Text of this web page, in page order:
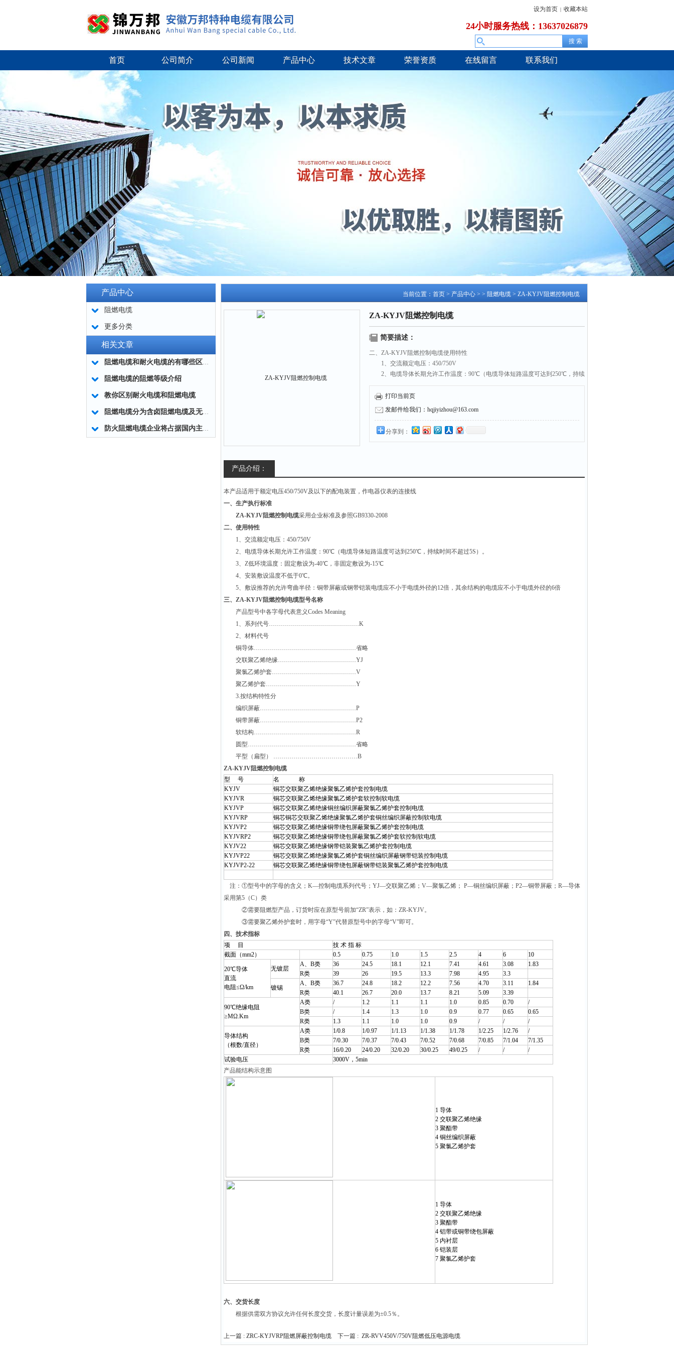
设为首页 | 收藏本站
24小时服务热线：13637026879
首页 公司简介 公司新闻 产品中心 技术文章 荣誉资质 在线留言 联系我们
产品中心
阻燃电缆
更多分类
相关文章
阻燃电缆和耐火电缆的有哪些区别？
阻燃电缆的阻燃等级介绍
教你区别耐火电缆和阻燃电缆
阻燃电缆分为含卤阻燃电缆及无卤低烟阻燃电缆两大类
防火阻燃电缆企业将占据国内主流市场
当前位置： 首页 > 产品中心 > > 阻燃电缆 > ZA-KYJV阻燃控制电缆
ZA-KYJV阻燃控制电缆
简要描述：
二、ZA-KYJV阻燃控制电缆使用特性
1、交流额定电压：450/750V
2、电缆导体长期允许工作温度：90℃（电缆导体短路温度可达到250℃，持续
时间不超过5S）。
3、Z低环境温度：固定敷设为-40℃，非固定敷设为-15℃
4、安装敷设温度不低于0℃。
打印当前页
发邮件给我们：hqjiyizhou@163.com
分享到：
产品介绍：
本产品适用于额定电压450/750V及以下的配电装置，作电器仪表的连接线
一、生产执行标准
ZA-KYJV阻燃控制电缆采用企业标准及参照GB9330-2008
二、使用特性
1、交流额定电压：450/750V
2、电缆导体长期允许工作温度：90℃（电缆导体短路温度可达到250℃，持续时间不超过5S）。
3、Z低环境温度：固定敷设为-40℃，非固定敷设为-15℃
4、安装敷设温度不低于0℃。
5、敷设推荐的允许弯曲半径：铜带屏蔽或钢带铠装电缆应不小于电缆外径的12倍，其余结构的电缆应不小于电缆外径的6倍
三、 ZA-KYJV阻燃控制电缆型号名称
产品型号中各字母代表意义Codes Meaning
1、系列代号………………………………………K
2、材料代号
铜导体……………………………………………省略
交联聚乙烯绝缘…………………………………YJ
聚氯乙烯护套……………………………………V
聚乙烯护套………………………………………Y
3.按结构特性分
编织屏蔽…………………………………………P
铜带屏蔽…………………………………………P2
软结构……………………………………………R
圆型………………………………………………省略
平型（扁型） ……………………………………B
ZA-KYJV阻燃控制电缆
型 号
名 称
KYJV
铜芯交联聚乙烯绝缘聚氯乙烯护套控制电缆
KYJVR
铜芯交联聚乙烯绝缘聚氯乙烯护套软控制软电缆
KYJVP
铜芯交联聚乙烯绝缘铜丝编织屏蔽聚氯乙烯护套控制电缆
KYJVRP
铜芯铜芯交联聚乙烯绝缘聚氯乙烯护套铜丝编织屏蔽控制软电缆
KYJVP2
铜芯交联聚乙烯绝缘铜带绕包屏蔽聚氯乙烯护套控制电缆
KYJVRP2
铜芯交联聚乙烯绝缘铜带绕包屏蔽聚氯乙烯护套软控制软电缆
KYJV22
铜芯交联聚乙烯绝缘钢带铠装聚氯乙烯护套控制电缆
KYJVP22
铜芯交联聚乙烯绝缘聚氯乙烯护套铜丝编织屏蔽钢带铠装控制电缆
KYJVP2-22
铜芯交联聚乙烯绝缘铜带绕包屏蔽钢带铠装聚氯乙烯护套控制电缆
注：①型号中的字母的含义；K—控制电缆系列代号；YJ—交联聚乙烯；V—聚氯乙烯； P—铜丝编织屏蔽；P2—铜带屏蔽；R—导体
采用第5（C）类
②需要阻燃型产品，订货时应在原型号前加“ZR”表示，如：ZR-KYJV。
③需要聚乙烯外护套时，用字母“Y”代替原型号中的字母“V”即可。
四、技术指标
项 目
技 术 指 标
截面（mm2）
0.5 0.75 1.0 1.5 2.5 4 6 10
20℃导体
直流
电阻≤Ω/km
无镀层
A、B类 36 24.5 18.1 12.1 7.41 4.61 3.08
1.83
R类
39 26 19.5 13.3 7.98 4.95
3.3
镀锡
A、B类 36.7 24.8 18.2 12.2 7.56 4.70 3.11
1.84
R类
40.1 26.7 20.0 13.7 8.21 5.09 3.39
90℃绝缘电阻
≥MΩ.Km
A类 / 1.2 1.1 1.1 1.0 0.85 0.70
/
B类
/ 1.4 1.3 1.0 0.9 0.77 0.65
0.65
R类
1.3 1.1 1.0 1.0 0.9 / / /
导体结构
（根数/直径）
A类 1/0.8 1/0.97 1/1.13 1/1.38 1/1.78 1/2.25 1/2.76
/
B类
7/0.30 7/0.37 7/0.43 7/0.52 7/0.68 7/0.85 7/1.04
7/1.35
R类
16/0.20 24/0.20 32/0.20 30/0.25 49/0.25 / /
/
试验电压
3000V，5min
产品能结构示意图
1 导体
2 交联聚乙烯绝缘
3 聚酯带
4 铜丝编织屏蔽
5 聚氯乙烯护套
1 导体
2 交联聚乙烯绝缘
3 聚酯带
4 铝带或铜带绕包屏蔽
5 内衬层
6 铠装层
7 聚氯乙烯护套
六、交货长度
根据供需双方协议允许任何长度交货，长度计量误差为±0.5％。
上一篇 : ZRC-KYJVRP阻燃屏蔽控制电缆 下一篇 : ZR-RVV450V/750V阻燃低压电源电缆